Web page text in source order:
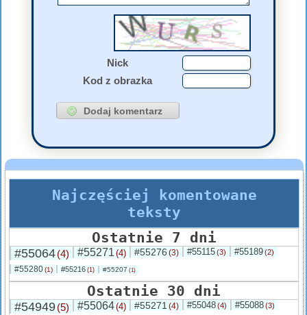
Nick
Kod z obrazka
Najczęściej komentowane
teksty
Ostatnie 7 dni
#55064(4) #55271 (4) #55276 (3) #55115(3) #55189(2)
#55280(1) #55216 (1) #55207 (1)
Ostatnie 30 dni
#54949(5) #55064(4) #55271 (4) #55048(4) #55088(3)